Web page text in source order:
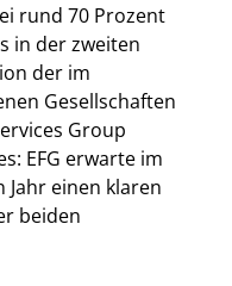
rund 70 Prozent
in der zweiten
der im
Gesellschaften
Group
EFG erwarte im
einen klaren
beiden